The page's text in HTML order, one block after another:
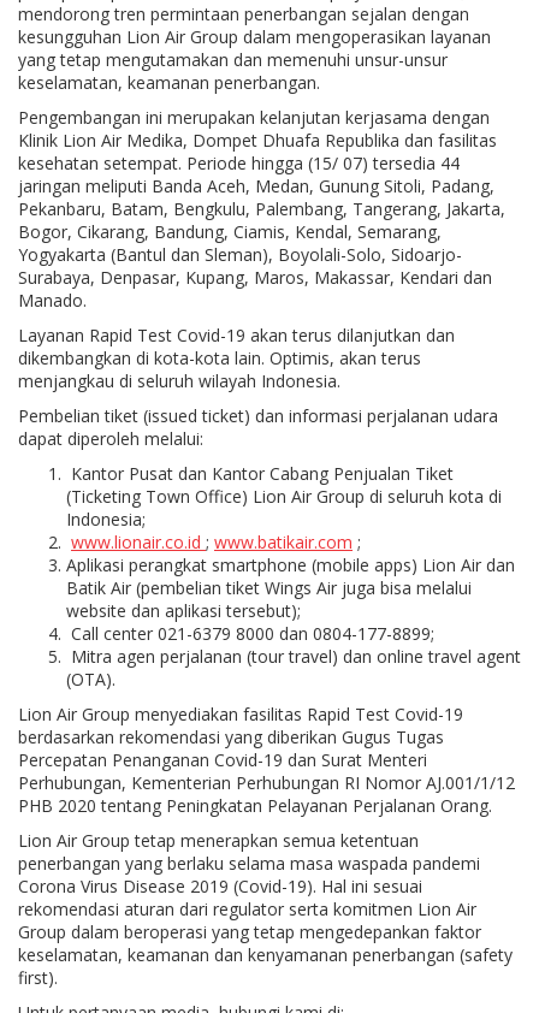
mendorong tren permintaan penerbangan sejalan dengan
kesungguhan Lion Air Group dalam mengoperasikan layanan
yang tetap mengutamakan dan memenuhi unsur-unsur
keselamatan, keamanan penerbangan.
Pengembangan ini merupakan kelanjutan kerjasama dengan
Klinik Lion Air Medika, Dompet Dhuafa Republika dan fasilitas
kesehatan setempat. Periode hingga (15/ 07) tersedia 44
jaringan meliputi Banda Aceh, Medan, Gunung Sitoli, Padang,
Pekanbaru, Batam, Bengkulu, Palembang, Tangerang, Jakarta,
Bogor, Cikarang, Bandung, Ciamis, Kendal, Semarang,
Yogyakarta (Bantul dan Sleman), Boyolali-Solo, Sidoarjo-
Surabaya, Denpasar, Kupang, Maros, Makassar, Kendari dan
Manado.
Layanan Rapid Test Covid-19 akan terus dilanjutkan dan
dikembangkan di kota-kota lain. Optimis, akan terus
menjangkau di seluruh wilayah Indonesia.
Pembelian tiket (issued ticket) dan informasi perjalanan udara
dapat diperoleh melalui:
Kantor Pusat dan Kantor Cabang Penjualan Tiket
(Ticketing Town Office) Lion Air Group di seluruh kota di
Indonesia;
www.lionair.co.id ; www.batikair.com ;
Aplikasi perangkat smartphone (mobile apps) Lion Air dan
Batik Air (pembelian tiket Wings Air juga bisa melalui
website dan aplikasi tersebut);
Call center 021-6379 8000 dan 0804-177-8899;
Mitra agen perjalanan (tour travel) dan online travel agent
(OTA).
Lion Air Group menyediakan fasilitas Rapid Test Covid-19
berdasarkan rekomendasi yang diberikan Gugus Tugas
Percepatan Penanganan Covid-19 dan Surat Menteri
Perhubungan, Kementerian Perhubungan RI Nomor AJ.001/1/12
PHB 2020 tentang Peningkatan Pelayanan Perjalanan Orang.
Lion Air Group tetap menerapkan semua ketentuan
penerbangan yang berlaku selama masa waspada pandemi
Corona Virus Disease 2019 (Covid-19). Hal ini sesuai
rekomendasi aturan dari regulator serta komitmen Lion Air
Group dalam beroperasi yang tetap mengedepankan faktor
keselamatan, keamanan dan kenyamanan penerbangan (safety
first).